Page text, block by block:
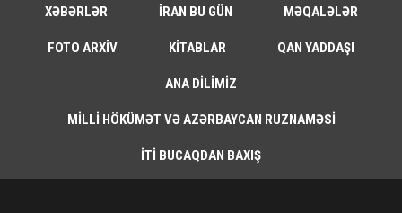
XƏBƏRLƏR İRAN BU GÜN MƏQALƏLƏR
FOTO ARXIV KITABLAR QAN YADDAŞI
ANA DILIMIZ
MILLI HÖKÜMƏT VƏ AZƏRBAYCAN RUZNAMƏSI
İTI BUCAQDAN BAXIŞ